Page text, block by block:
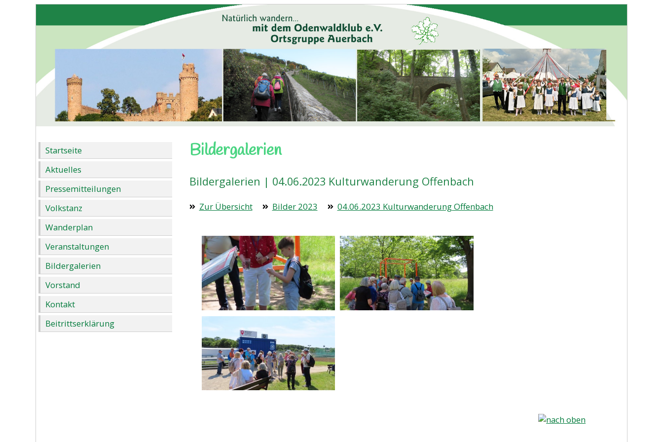
Startseite
Aktuelles
Pressemitteilungen
Volkstanz
Wanderplan
Veranstaltungen
Bildergalerien
Vorstand
Kontakt
Beitrittserklärung
Bildergalerien
Bildergalerien | 04.06.2023 Kulturwanderung Offenbach
Zur Übersicht Bilder 2023 04.06.2023 Kulturwanderung Offenbach
nach oben